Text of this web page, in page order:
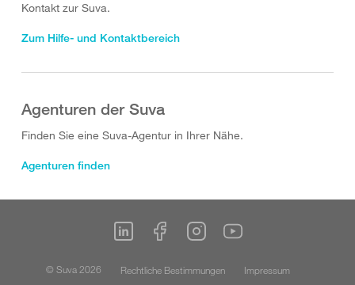
Kontakt zur Suva.
Zum Hilfe- und Kontaktbereich
Agenturen der Suva
Finden Sie eine Suva-Agentur in Ihrer Nähe.
Agenturen finden
© Suva 2026 Rechtliche Bestimmungen Impressum